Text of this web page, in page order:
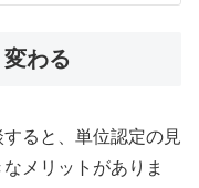
わる
ると、単位認定の見
メリットがありま